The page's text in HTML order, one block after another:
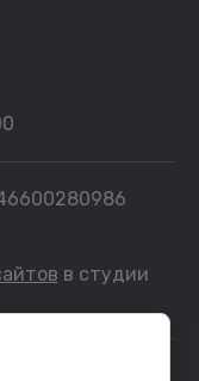
в студии
и технические